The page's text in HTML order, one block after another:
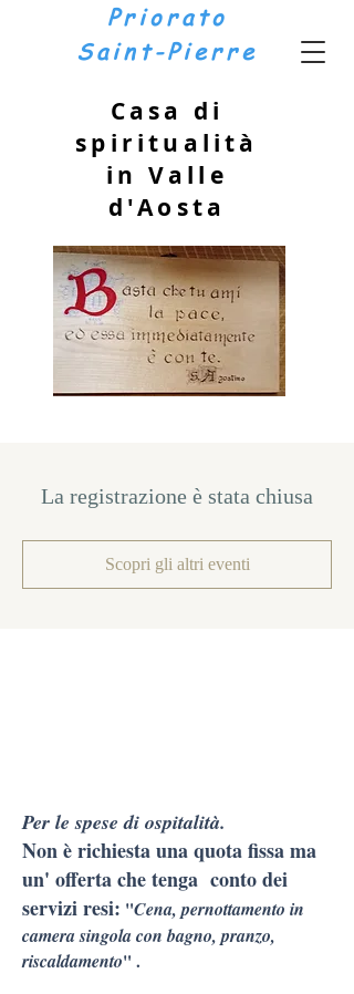
Priorato
Saint-Pierre
Casa di
spiritualità
in Valle
d'Aosta
La registrazione è stata chiusa
Scopri gli altri eventi
Per le spese di ospitalità.
Non è richiesta una quota fissa ma
un' offerta che tenga conto dei
servizi resi: "Cena, pernottamento in
camera singola con bagno, pranzo,
riscaldamento" .